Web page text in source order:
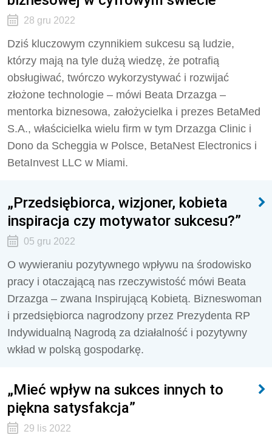
28 gru 2022
Dziś kluczowym czynnikiem sukcesu są ludzie,
którzy mają na tyle dużą wiedzę, że potrafią
obsługiwać, twórczo wykorzystywać i rozwijać
złożone technologie – mówi Beata Drzazga –
mentorka biznesowa, założycielka i prezes BetaMed
S.A., właścicielka wielu firm w tym Drzazga Clinic i
Dono da Scheggia w Polsce, BetaNest Electronics i
BetaInvest LLC w Miami.
„Przedsiębiorca, wizjoner, kobieta
inspiracja czy motywator sukcesu?”
05 gru 2022
O wywieraniu pozytywnego wpływu na środowisko
pracy i otaczającą nas rzeczywistość mówi Beata
Drzazga – zwana Inspirującą Kobietą. Bizneswoman
i przedsiębiorca nagrodzony przez Prezydenta RP
Indywidualną Nagrodą za działalność i pozytywny
wkład w polską gospodarkę.
„Mieć wpływ na sukces innych to
piękna satysfakcja”
29 lis 2022